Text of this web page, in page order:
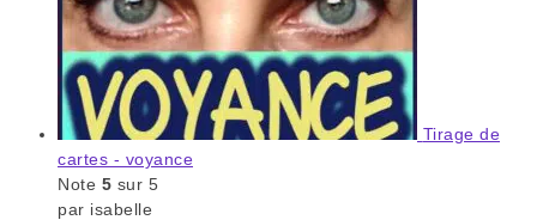
Tirage de
cartes - voyance
Note 5 sur 5
par isabelle